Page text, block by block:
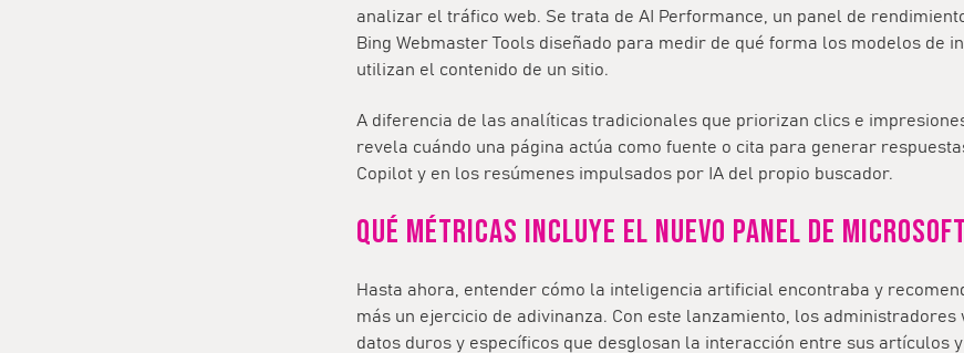
analizar el tráfico web. Se trata de AI Performance , un panel de
Bing Webmaster Tools diseñado para medir de qué forma los modelos de
utilizan el contenido de un sitio.
A diferencia de las analíticas tradicionales que priorizan clics e
revela cuándo una página actúa como fuente o cita para generar
Copilot y en los resúmenes impulsados por IA del propio buscador.
Qué métricas incluye el nuevo panel de Microsoft
Hasta ahora, entender cómo la inteligencia artificial encontraba y
más un ejercicio de adivinanza. Con este lanzamiento, los administradores
datos duros y específicos que desglosan la interacción entre sus artículos